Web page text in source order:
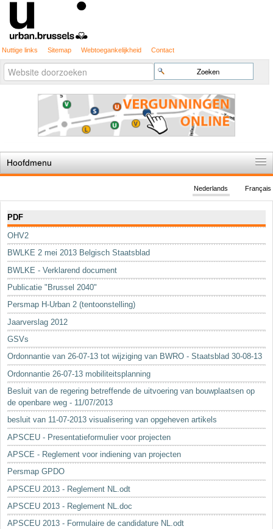
Nuttige links Sitemap Webtoegankelijkheid Contact
Zoek
Geavanceerd
zoeken...
Hoofdmenu
De spelregels
Stedenbouwkundige vergunning
Cartografie
Studies en publicaties
Sleutelwoorden
Stedenbouwkundige inlichtingen
Français
Nederlands
PDF
OHV2
BWLKE 2 mei 2013 Belgisch Staatsblad
BWLKE - Verklarend document
Publicatie "Brussel 2040"
Persmap H-Urban 2 (tentoonstelling)
Jaarverslag 2012
GSVs
Ordonnantie van 26-07-13 tot wijziging van BWRO - Staatsblad 30-08-13
Ordonnantie 26-07-13 mobiliteitsplanning
Besluit van de regering betreffende de uitvoering van bouwplaatsen op
de openbare weg - 11/07/2013
besluit van 11-07-2013 visualisering van opgeheven artikels
APSCEU - Presentatieformulier voor projecten
APSCE - Reglement voor indiening van projecten
Persmap GPDO
APSCEU 2013 - Reglement NL.odt
APSCEU 2013 - Reglement NL.doc
APSCEU 2013 - Formulaire de candidature NL.odt